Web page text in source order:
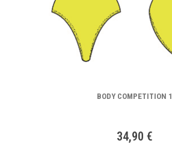
BODY COMPETITION 1
34,90 €